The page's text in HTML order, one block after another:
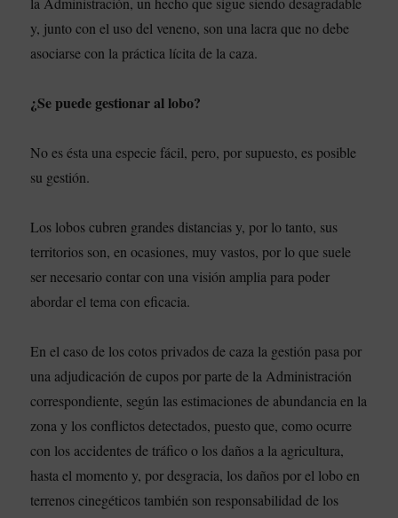
y, junto con el uso del veneno, son una lacra que no debe
asociarse con la práctica lícita de la caza.
¿Se puede gestionar al lobo?
No es ésta una especie fácil, pero, por supuesto, es posible
su gestión.
Los lobos cubren grandes distancias y, por lo tanto, sus
territorios son, en ocasiones, muy vastos, por lo que suele
ser necesario contar con una visión amplia para poder
abordar el tema con eficacia.
En el caso de los cotos privados de caza la gestión pasa por
una adjudicación de cupos por parte de la Administración
correspondiente, según las estimaciones de abundancia en la
zona y los conflictos detectados, puesto que, como ocurre
con los accidentes de tráfico o los daños a la agricultura,
hasta el momento y, por desgracia, los daños por el lobo en
terrenos cinegéticos también son responsabilidad de los